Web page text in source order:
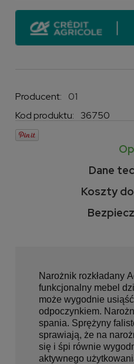
Producent:
01
Kod produktu:
36750
Dane
Koszty
Cena nie zawiera
Narożnik rozkładany
funkcjonalny mebel
może wygodnie
odpoczynkiem.
spania. Sprężyny
sprawiają, że na
się i śpi równie
aktywnego